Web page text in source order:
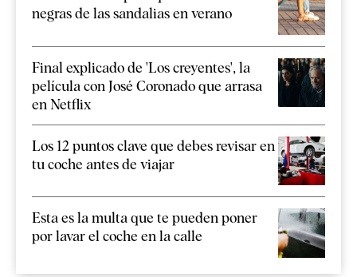
negras de las sandalias en verano
Final explicado de 'Los creyentes', la
película con José Coronado que arrasa
en Netflix
Los 12 puntos clave que debes revisar en
tu coche antes de viajar
Esta es la multa que te pueden poner
por lavar el coche en la calle